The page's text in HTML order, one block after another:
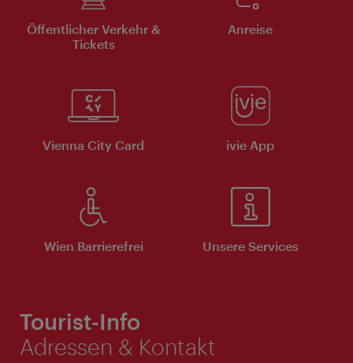
Öffentlicher Verkehr &
Tickets
Anreise
Vienna City Card ivie App
Wien Barrierefrei Unsere Services
Tourist-Info
Adressen & Kontakt